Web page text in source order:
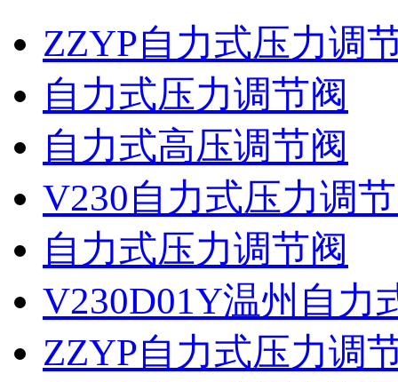
ZZYP自力式压力调
自力式压力调节阀
自力式高压调节阀
V230自力式压力调
自力式压力调节阀
V230D01Y温州自力
ZZYP自力式压力调